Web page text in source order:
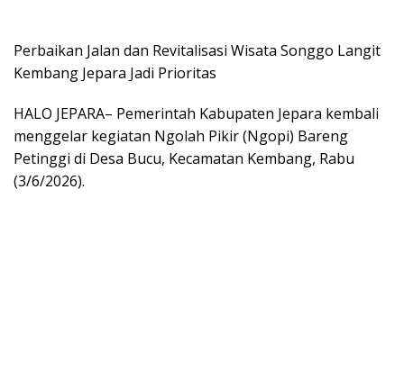
Perbaikan Jalan dan Revitalisasi Wisata Songgo Langit
Kembang Jepara Jadi Prioritas
HALO JEPARA– Pemerintah Kabupaten Jepara kembali
menggelar kegiatan Ngolah Pikir (Ngopi) Bareng
Petinggi di Desa Bucu, Kecamatan Kembang, Rabu
(3/6/2026).